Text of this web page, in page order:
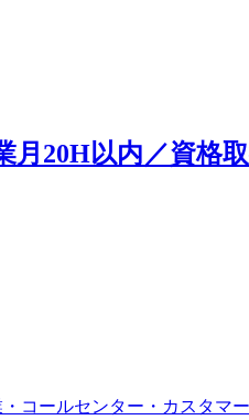
月20H以内／資格
コールセンター・カスタマ